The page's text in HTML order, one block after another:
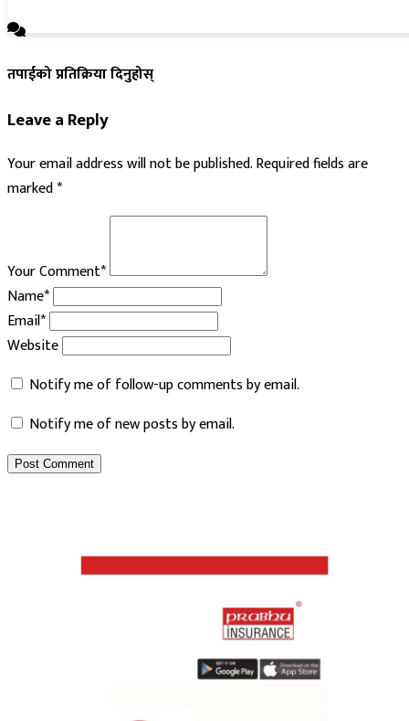
तपाईको प्रतिक्रिया दिनुहोस्
Leave a Reply
Your email address will not be published.Required fields are
marked*
Your Comment*
Name*
Email*
Website
Notify me of follow-up comments by email.
Notify me of new posts by email.